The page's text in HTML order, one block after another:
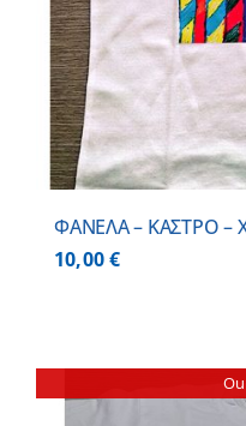
ΦΑΝΕΛΑ – ΚΑΣΤΡΟ –
10,00€